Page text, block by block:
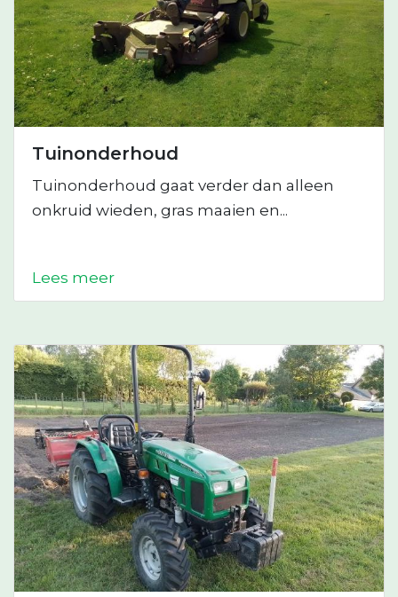
Tuinonderhoud
Tuinonderhoud gaat verder dan alleen
onkruid wieden, gras maaien en...
Lees meer